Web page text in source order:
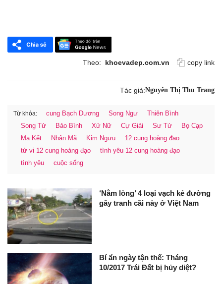
Theo: khoevadep.com.vn copy link
Tác giả:Nguyễn Thị Thu Trang
Từ khóa: cung Bạch Dương Song Ngư
Thiên Bình
Song Tử
Bảo Bình Xử Nữ Cự Giải Sư Tử
Bọ Cạp
Ma Kết
Nhân Mã Kim Ngưu
12 cung hoàng đạo
tử vi 12 cung hoàng đạo
tình yêu 12 cung hoàng đạo
tình yêu
cuộc sống
‘Nằm lòng’ 4 loại vạch kẻ đường
gây tranh cãi này ở Việt Nam
Bí ẩn ngày tận thế: Tháng
10/2017 Trái Đất bị hủy diệt?